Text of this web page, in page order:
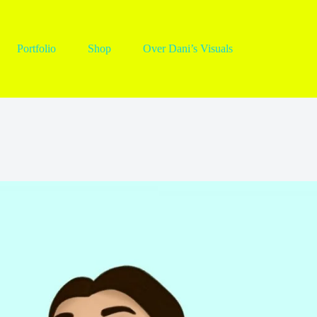
Portfolio Shop Over Dani’s Visuals